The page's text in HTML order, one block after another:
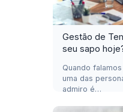
Gestão de
seu sapo
Quando
uma das
admiro é…